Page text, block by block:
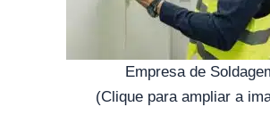
Empresa de
(Clique para ampliar a